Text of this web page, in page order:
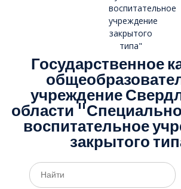
Государственное
учреждение
области
воспитательное
закрытого
Поиск
по: